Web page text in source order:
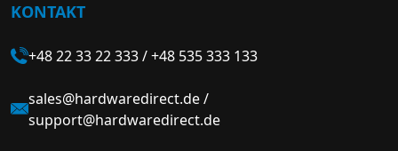
KONTAKT
+48 22 33 22 333/+48 535 333 133
sales@hardwaredirect.de/
support@hardwaredirect.de